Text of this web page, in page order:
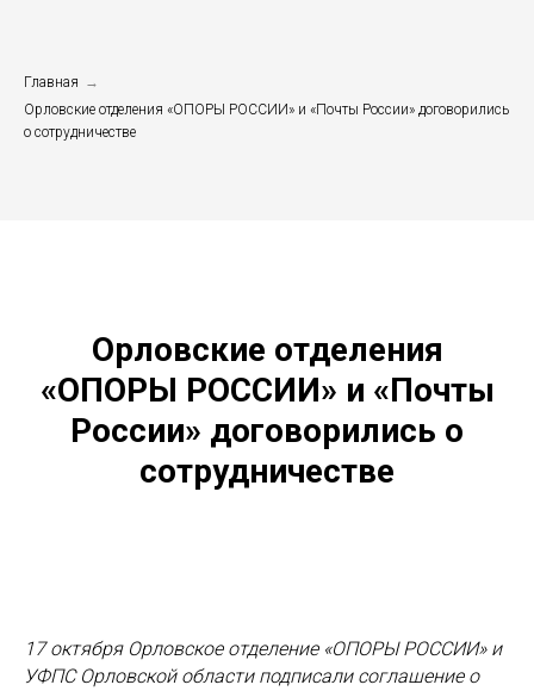
Главная →
Орловские отделения «ОПОРЫ РОССИИ» и «Почты России» договорились
о сотрудничестве
Орловские отделения
«ОПОРЫ РОССИИ» и «Почты
России» договорились о
сотрудничестве
17 октября Орловское отделение «ОПОРЫ РОССИИ» и
УФПС Орловской области подписали соглашение о